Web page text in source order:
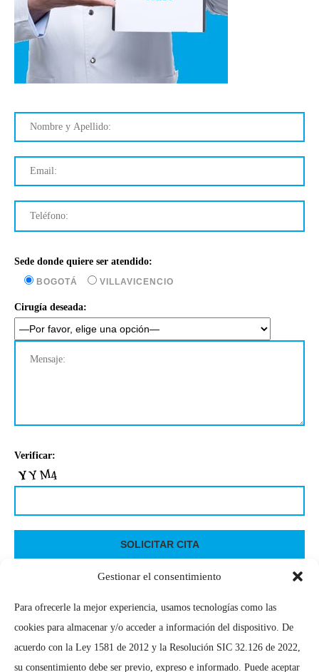
Gestionar el consentimiento
Para ofrecerle la mejor experiencia, usamos tecnologías como las
cookies para almacenar y/o acceder a información del dispositivo. De
acuerdo con la Ley 1581 de 2012 y la Resolución SIC 32.126 de 2022,
su consentimiento debe ser previo, expreso e informado. Puede aceptar
Sede donde quiere ser atendido:
BOGOTÁ VILLAVICENCIO
Cirugía deseada:
Verificar: